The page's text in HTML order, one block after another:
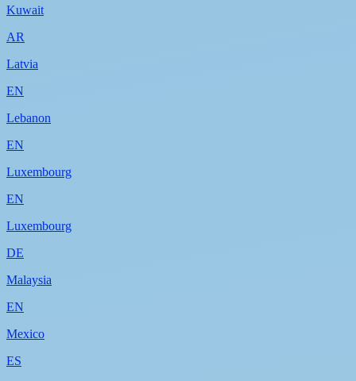
Kuwait
AR
Latvia
EN
Lebanon
EN
Luxembourg
EN
Luxembourg
DE
Malaysia
EN
Mexico
ES